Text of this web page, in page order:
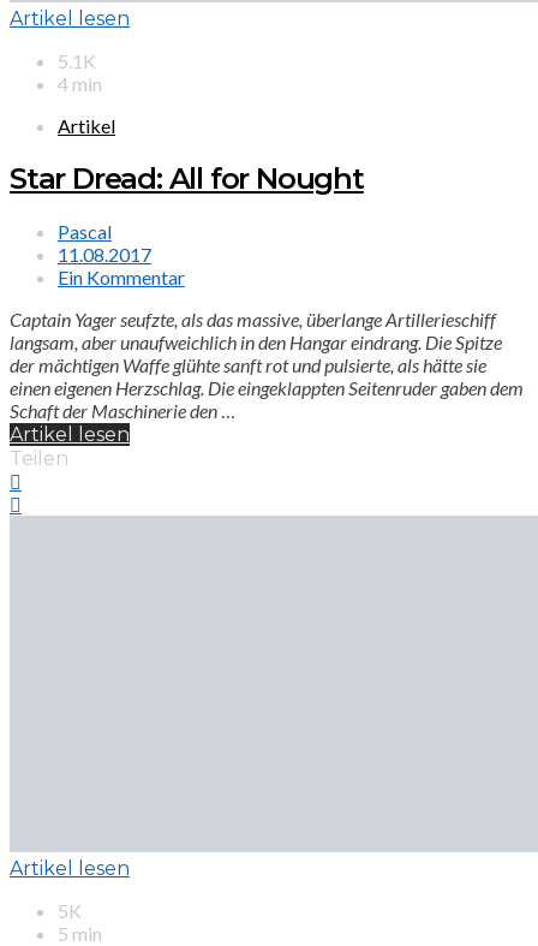
Artikel lesen
5.1K
4 min
Artikel
Star Dread: All for Nought
Pascal
11.08.2017
Ein Kommentar
Captain Yager seufzte, als das massive, überlange Artillerieschiff
langsam, aber unaufweichlich in den Hangar eindrang. Die Spitze
der mächtigen Waffe glühte sanft rot und pulsierte, als hätte sie
einen eigenen Herzschlag. Die eingeklappten Seitenruder gaben dem
Schaft der Maschinerie den …
Artikel lesen
Teilen
Artikel lesen
5K
5 min